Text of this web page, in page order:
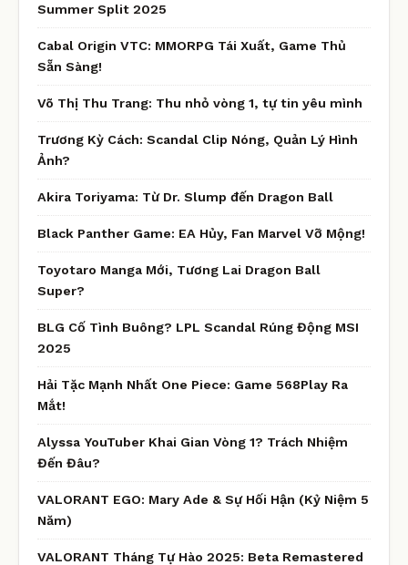
Summer Split 2025
Cabal Origin VTC: MMORPG Tái Xuất, Game Thủ
Sẵn Sàng!
Võ Thị Thu Trang: Thu nhỏ vòng 1, tự tin yêu mình
Trương Kỳ Cách: Scandal Clip Nóng, Quản Lý Hình
Ảnh?
Akira Toriyama: Từ Dr. Slump đến Dragon Ball
Black Panther Game: EA Hủy, Fan Marvel Vỡ Mộng!
Toyotaro Manga Mới, Tương Lai Dragon Ball
Super?
BLG Cố Tình Buông? LPL Scandal Rúng Động MSI
2025
Hải Tặc Mạnh Nhất One Piece: Game 568Play Ra
Mắt!
Alyssa YouTuber Khai Gian Vòng 1? Trách Nhiệm
Đến Đâu?
VALORANT EGO: Mary Ade & Sự Hối Hận (Kỷ Niệm 5
Năm)
VALORANT Tháng Tự Hào 2025: Beta Remastered